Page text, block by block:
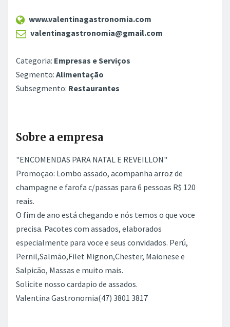
www.valentinagastronomia.com
valentinagastronomia@gmail.com
Categoria: Empresas e Serviços
Segmento: Alimentação
Subsegmento: Restaurantes
Sobre a empresa
"ENCOMENDAS PARA NATAL E REVEILLON"
Promoçao: Lombo assado, acompanha arroz de
champagne e farofa c/passas para 6 pessoas R$ 120
reais.
O fim de ano está chegando e nós temos o que voce
precisa. Pacotes com assados, elaborados
especialmente para voce e seus convidados. Perú,
Pernil,Salmão,Filet Mignon,Chester, Maionese e
Salpicão, Massas e muito mais.
Solicite nosso cardapio de assados.
Valentina Gastronomia(47) 3801 3817